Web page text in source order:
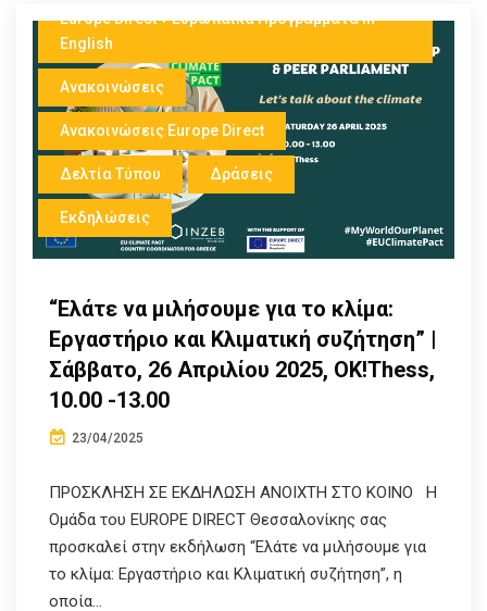
Europe Direct + Ευρωπαικά Προγράμματα in
English
Ανακοινώσεις
Ανακοινώσεις Europe Direct
Δελτία Τύπου Δράσεις
Εκδηλώσεις
“Ελάτε να μιλήσουμε για το κλίμα:
Εργαστήριο και Κλιματική συζήτηση” |
Σάββατο, 26 Απριλίου 2025, OK!Thess,
10.00 -13.00
23/04/2025
ΠΡΟΣΚΛΗΣΗ ΣΕ ΕΚΔΗΛΩΣΗ ΑΝΟΙΧΤΗ ΣΤΟ ΚΟΙΝΟ Η
Ομάδα του EUROPE DIRECT Θεσσαλονίκης σας
προσκαλεί στην εκδήλωση “Ελάτε να μιλήσουμε για
το κλίμα: Εργαστήριο και Κλιματική συζήτηση”, η
οποία...